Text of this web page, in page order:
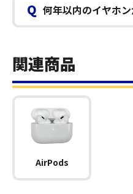
Q 何年以内のイヤホ
関連商品
AirPods